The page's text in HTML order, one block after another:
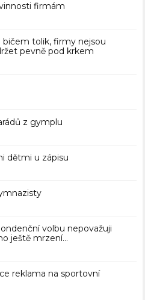
firmám
tolik, firmy nejsou
pevně pod krkem
z gymplu
dětmi u zápisu
volbu nepovažuji
ještě mrzení…
reklama na sportovní